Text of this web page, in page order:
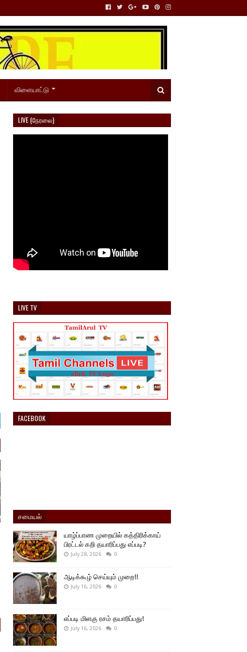
விளையாட்டு
LIVE (நேரலை)
LIVE TV
FACEBOOK
சமையல்
யாழ்ப்பாண முறையில் கத்திரிக்காய்
பிரட்டல் கறி தயாரிப்பது எப்படி?
July 28, 2026 0
ஆடிக்கூழ் செய்யும் முறை!!
July 16, 2026 0
எப்படி மிளகு ரசம் தயாரிப்பது!
July 16, 2026 0